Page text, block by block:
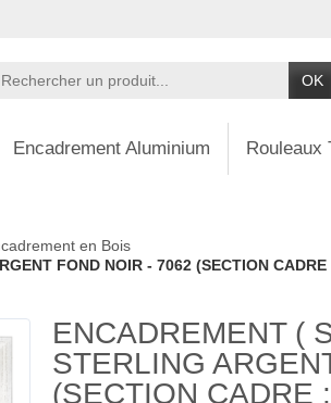
OK
Encadrement Aluminium Rouleaux
en Bois
FOND NOIR - 7062 (SECTION
ENCADREMENT (
STERLING
(SECTION CADRE